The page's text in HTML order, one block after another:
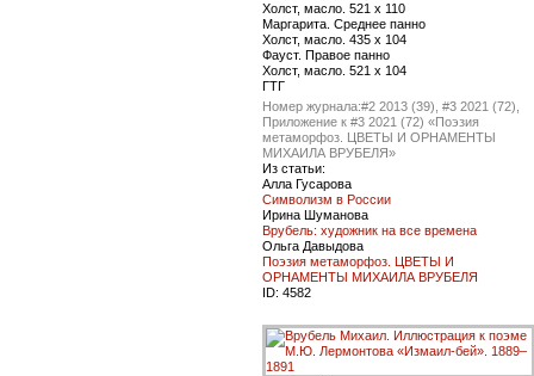
Холст, масло. 521 x 110
Маргарита. Среднее панно
Холст, масло. 435 x 104
Фауст. Правое панно
Холст, масло. 521 x 104
ГТГ
Номер журнала:#2 2013 (39), #3 2021 (72),
Приложение к #3 2021 (72) «Поэзия
метаморфоз. ЦВЕТЫ И ОРНАМЕНТЫ
МИХАИЛА ВРУБЕЛЯ»
Из статьи:
Алла Гусарова
Символизм в России
Ирина Шуманова
Врубель: художник на все времена
Ольга Давыдова
Поэзия метаморфоз. ЦВЕТЫ И
ОРНАМЕНТЫ МИХАИЛА ВРУБЕЛЯ
ID: 4582